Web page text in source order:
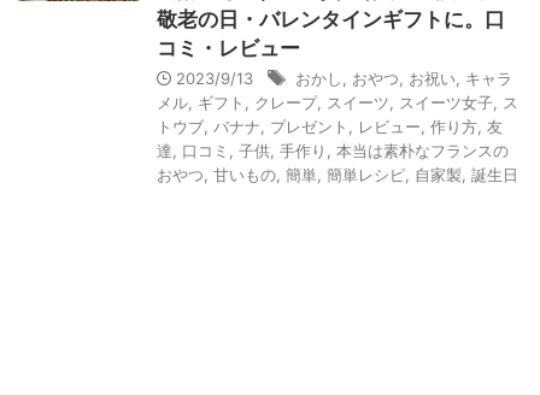
敬老の日・バレンタインギフトに。口
コミ・レビュー
2023/9/13 おかし おやつ お祝い キャラ
メル ギフト クレープ, スイーツ スイーツ女子
ス
トウブ バナナ プレゼント レビュー 作り方 友
達
口コミ 子供 手作り
本当は素朴なフランスの
おやつ 甘いもの 簡単 簡単レシピ 自家製 誕生日